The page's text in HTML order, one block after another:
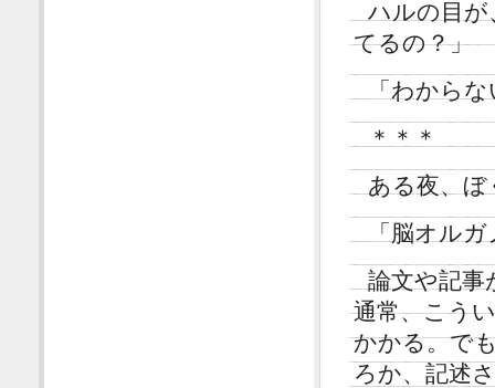
ハルの目が
てるの？」
「わから
＊＊＊
ある夜、
「脳オル
論文や記事
通常、こう
かかる。で
ろか、記述